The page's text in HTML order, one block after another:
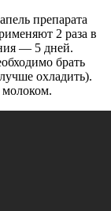
препарата
2 раза в
— 5 дней.
брать
охладить).